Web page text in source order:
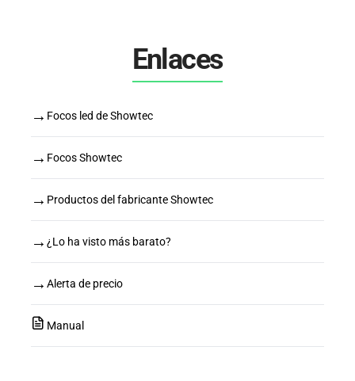
Enlaces
→ Focos led de Showtec
→ Focos Showtec
→ Productos del fabricante Showtec
→ ¿Lo ha visto más barato?
→ Alerta de precio
Manual